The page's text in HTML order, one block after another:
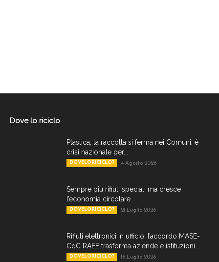
Dove lo riciclo
Plastica, la raccolta si ferma nei Comuni: è
crisi nazionale per...
DOVELORICICLO? 4 Agosto 2026
Sempre più rifiuti speciali ma cresce
l’economia circolare
DOVELORICICLO? 21 Luglio 2026
Rifiuti elettronici in ufficio: l’accordo MASE-
CdC RAEE trasforma aziende e istituzioni...
DOVELORICICLO? 16 Luglio 2026